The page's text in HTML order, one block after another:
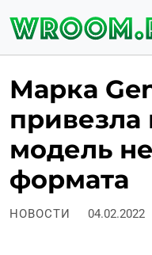
Марка
модель
формата
НОВОСТИ 04.02.2022